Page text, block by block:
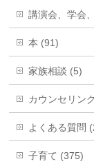
講演会、学会
本 (91)
家族相談 (5)
カウンセリン
よくある質問
子育て (375)